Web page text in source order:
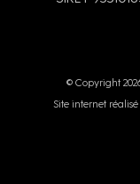
© Copyright
Site internet